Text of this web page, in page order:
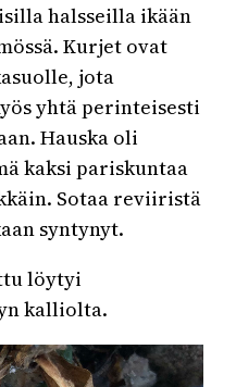
halsseilla ikään
Kurjet ovat
jota
yhtä perinteisesti
Hauska oli
kaksi pariskuntaa
Sotaa reviiristä
syntynyt.
löytyi
kalliolta.